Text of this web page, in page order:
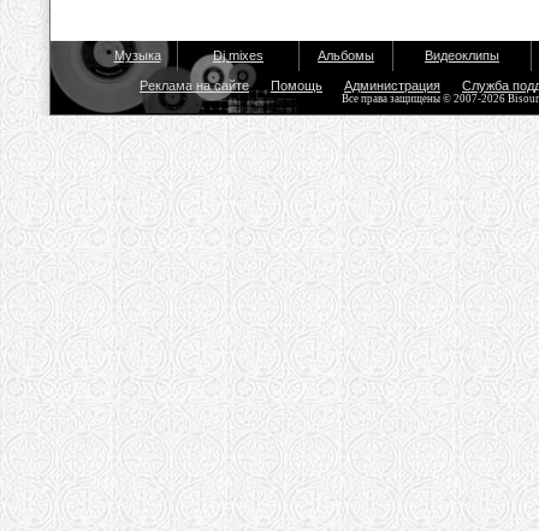
Музыка Dj mixes Альбомы Видеоклипы
Реклама на сайте Помощь Администрация Служба
Все права защищены © 2007-2026